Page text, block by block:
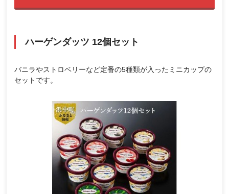
ハーゲンダッツ 12個セット
バニラやストロベリーなど定番の5種類が入ったミニカップの
セットです。